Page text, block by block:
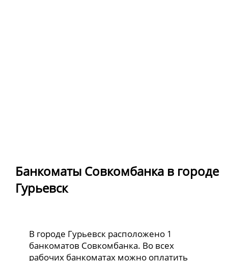
Банкоматы Совкомбанка в городе
Гурьевск
В городе Гурьевск расположено 1
банкоматов Совкомбанка. Во всех
рабочих банкоматах можно оплатить